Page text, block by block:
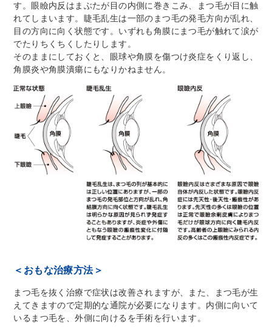
す。眼瞼内反はまぶたが目の内側に巻きこみ、まつ毛が目に触
れてしまいます。睫毛乱生は一部のまつ毛の発毛方向が乱れ、
目の方向に向く状態です。いずれも角膜にまつ毛が触れて涙が
でたりちくちくしたりします。
そのままにしておくと、眼球や角膜を傷つけ炎症をくり返し、
角膜炎や角膜潰瘍にもなりかねません。
＜おもな治療方法＞
まつ毛を抜く治療で症状は改善されますが、また、まつ毛が生
えてきますので定期的な通院が必要になります。内側に向いて
いるまつ毛を、外側に向けるを手術を行います。